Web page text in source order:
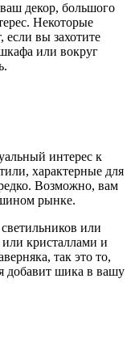
декор, большого
Некоторые
если вы захотите
или вокруг
интерес к
характерные для
Возможно, вам
рынке.
или
кристаллами и
так это то,
добавит шика в вашу